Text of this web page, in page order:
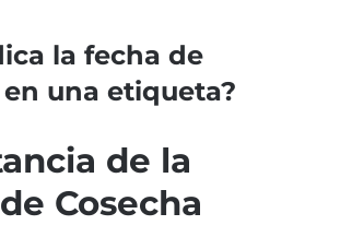
la fecha de
una etiqueta?
de la
Cosecha